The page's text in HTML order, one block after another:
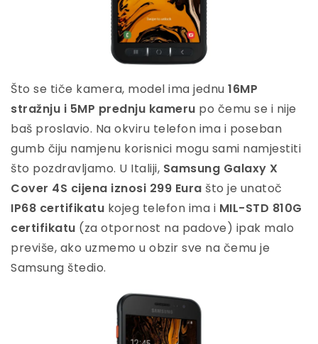
Što se tiče kamera, model ima jednu 16MP
stražnju i 5MP prednju kameru po čemu se i nije
baš proslavio. Na okviru telefon ima i poseban
gumb čiju namjenu korisnici mogu sami namjestiti
što pozdravljamo. U Italiji, Samsung Galaxy X
Cover 4S cijena iznosi 299 Eura što je unatoč
IP68 certifikatu kojeg telefon ima i MIL-STD 810G
certifikatu (za otpornost na padove) ipak malo
previše, ako uzmemo u obzir sve na čemu je
Samsung štedio.